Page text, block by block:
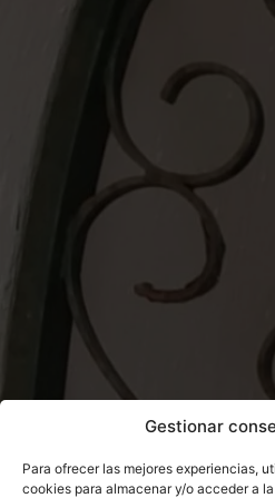
Gestionar
Para ofrecer las mejores experiencias,
cookies para almacenar y/o acceder a